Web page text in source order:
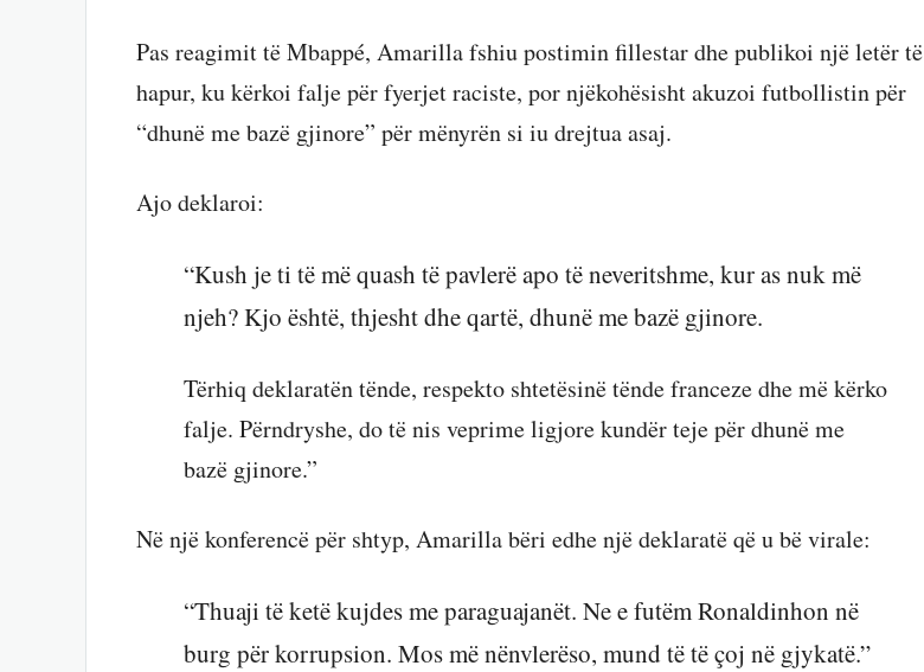
Pas reagimit të Mbappé, Amarilla fshiu postimin fillestar dhe publikoi një letër të
hapur, ku kërkoi falje për fyerjet raciste, por njëkohësisht akuzoi futbollistin për
“dhunë me bazë gjinore” për mënyrën si iu drejtua asaj.
Ajo deklaroi:
“Kush je ti të më quash të pavlerë apo të neveritshme, kur as nuk më
njeh? Kjo është, thjesht dhe qartë, dhunë me bazë gjinore.
Tërhiq deklaratën tënde, respekto shtetësinë tënde franceze dhe më kërko
falje. Përndryshe, do të nis veprime ligjore kundër teje për dhunë me
bazë gjinore.”
Në një konferencë për shtyp, Amarilla bëri edhe një deklaratë që u bë virale:
“Thuaji të ketë kujdes me paraguajanët. Ne e futëm Ronaldinhon në
burg për korrupsion. Mos më nënvlerëso, mund të të çoj në gjykatë.”